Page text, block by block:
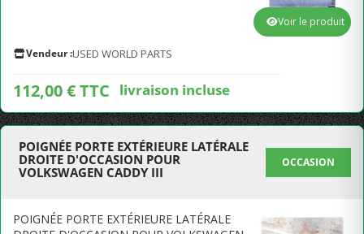
Vendeur :USED WORLD PARTS
112,00 € TTC livraison incluse
Voir le produit
POIGNÉE PORTE EXTÉRIEURE LATÉRALE
DROITE D'OCCASION POUR
VOLKSWAGEN CADDY III
OCCASION
POIGNÉE PORTE EXTÉRIEURE LATÉRALE